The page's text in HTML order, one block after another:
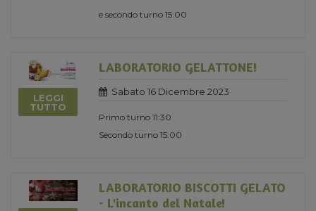
e secondo turno 15:00
LEGGI
TUTTO
LABORATORIO GELATTONE!
Sabato 16 Dicembre 2023
Primo turno 11:30
Secondo turno 15:00
LABORATORIO BISCOTTI GELATO
- L'incanto del Natale!